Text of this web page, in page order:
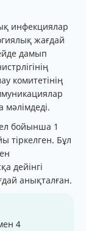
инфекциялар
жағдай
дамып
комитетінің
мәлімдеді.
бойынша 1
тіркелген. Бұл
дейінгі
анықталған.
4